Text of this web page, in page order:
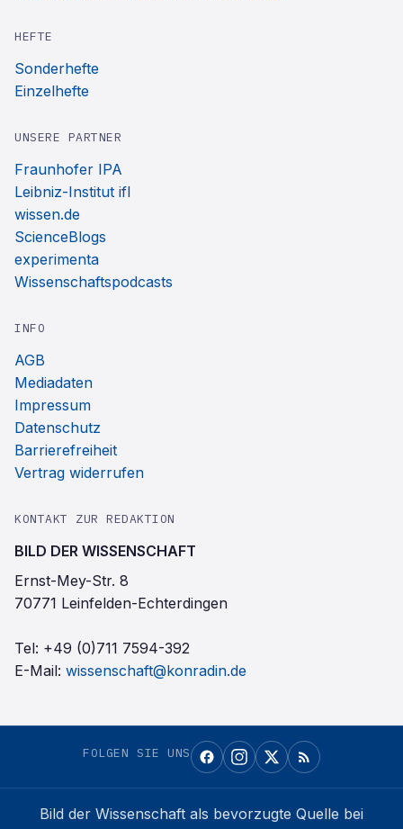
HEFTE
Sonderhefte
Einzelhefte
UNSERE PARTNER
Fraunhofer IPA
Leibniz-Institut ifl
wissen.de
ScienceBlogs
experimenta
Wissenschaftspodcasts
INFO
AGB
Mediadaten
Impressum
Datenschutz
Barrierefreiheit
Vertrag widerrufen
KONTAKT ZUR REDAKTION
BILD DER WISSENSCHAFT
Ernst-Mey-Str. 8
70771 Leinfelden-Echterdingen
Tel: +49 (0)711 7594-392
E-Mail: wissenschaft@konradin.de
FOLGEN SIE UNS
Bild der Wissenschaft als bevorzugte Quelle bei